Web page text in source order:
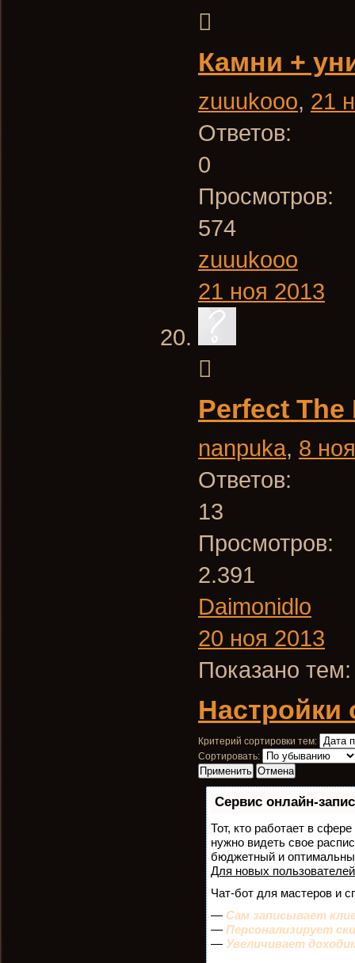
Камни +
zuuukooo, 21
Ответов:
0
Просмотров:
574
zuuukooo
21 ноя 2013
Perfect
nanpuka, 8
Ответов:
13
Просмотров:
2.391
Daimonidlo
20 ноя 2013
Показано
Настройки
Критерий сортировки тем:
Сортировать:
Сервис онлайн-
Тот, кто работает в
нужно видеть свое
бюджетный и
Для новых
Чат-бот для мастеров и
— Сам записывает
— Персонализирует
— Увеличивает